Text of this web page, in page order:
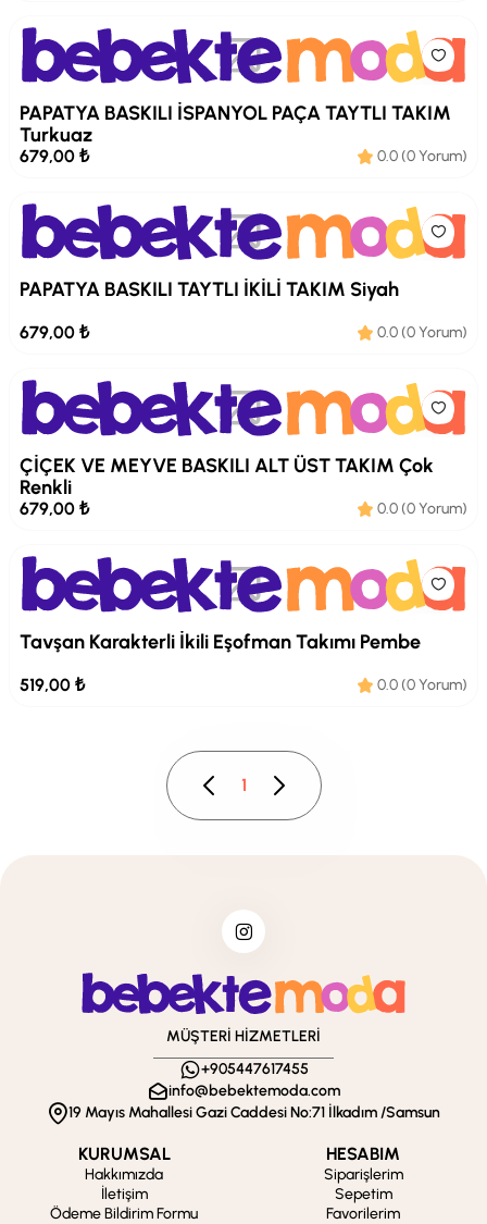
PAPATYA BASKILI İSPANYOL PAÇA TAYTLI TAKIM
Turkuaz
679,00 ₺ 0.0 (0 Yorum)
PAPATYA BASKILI TAYTLI İKİLİ TAKIM Siyah
679,00 ₺ 0.0 (0 Yorum)
ÇİÇEK VE MEYVE BASKILI ALT ÜST TAKIM Çok
Renkli
679,00 ₺ 0.0 (0 Yorum)
Tavşan Karakterli İkili Eşofman Takımı Pembe
519,00 ₺ 0.0 (0 Yorum)
1
MÜŞTERİ HİZMETLERİ
+905447617455
info@bebektemoda.com
19 Mayıs Mahallesi Gazi Caddesi No:71 İlkadım /Samsun
KURUMSAL
Hakkımızda
İletişim
Ödeme Bildirim Formu
HESABIM
Siparişlerim
Sepetim
Favorilerim